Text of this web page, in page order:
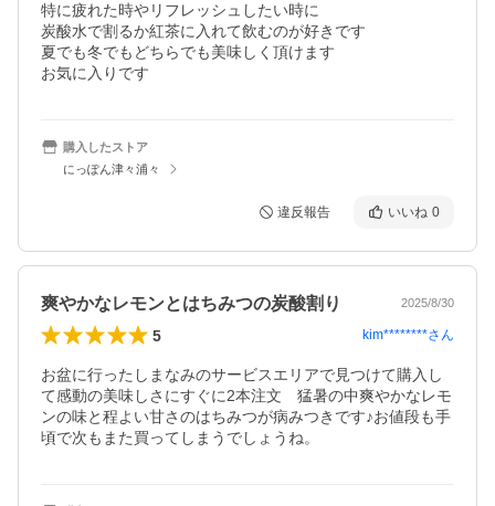
特に疲れた時やリフレッシュしたい時に
炭酸水で割るか紅茶に入れて飲むのが好きです
夏でも冬でもどちらでも美味しく頂けます
お気に入りです
購入したストア
にっぽん津々浦々
違反報告 いいね 0
爽やかなレモンとはちみつの炭酸割り 2025/8/30
5 kim********さん
お盆に行ったしまなみのサービスエリアで見つけて購入し
て感動の美味しさにすぐに2本注文　猛暑の中爽やかなレモ
ンの味と程よい甘さのはちみつが病みつきです♪お値段も手
頃で次もまた買ってしまうでしょうね。